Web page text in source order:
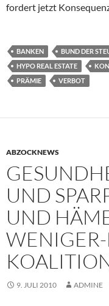
fordert jetzt
BANKEN BUND DER
HYPO REAL ESTATE
PRÄMIE
VERBOT
ABZOCKNEWS
UND
UND
9. JULI 2010 ADMINE